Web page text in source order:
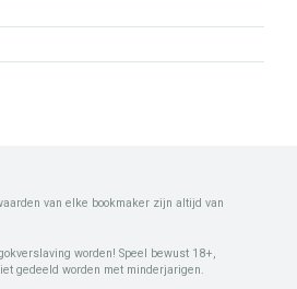
van elke bookmaker zijn altijd van
worden! Speel bewust 18+,
gedeeld worden met minderjarigen.